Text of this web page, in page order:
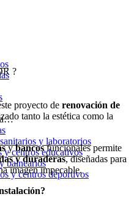
y laboratorios
y centros educativos
balnearios
y centros deportivos
?
proyecto de renovación de
tanto la estética como la
ybancosfuncionales permite
y duraderas, diseñadas para
imagen impecable.